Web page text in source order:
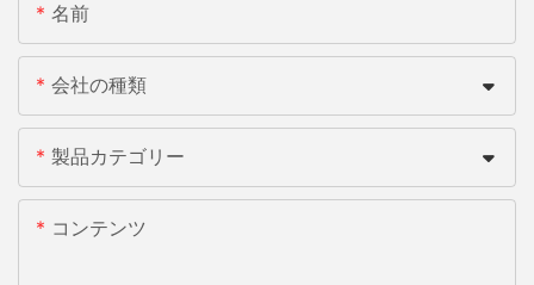
名前
会社の種類
製品カテゴリー
コンテンツ